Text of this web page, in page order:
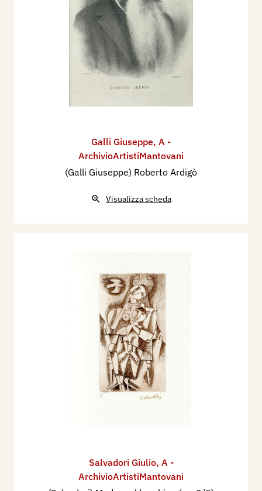
Galli Giuseppe, A -
ArchivioArtistiMantovani
(Galli Giuseppe) Roberto Ardigò
Visualizza scheda
Salvadori Giulio, A -
ArchivioArtistiMantovani